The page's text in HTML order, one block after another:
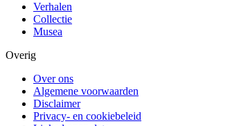
Verhalen
Collectie
Musea
Overig
Over ons
Algemene voorwaarden
Disclaimer
Privacy- en cookiebeleid